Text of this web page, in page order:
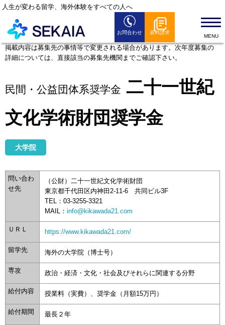
人生が変わる留学、海外体験をすべての人へ
お問合わせ 資料請求
SEKAIAとは
留学プログラム
全国のSEKAIAオフィス
よくある質問
News
掲載内容は募集先の事情等で変更される場合があります。次年度募集の
詳細については、直接該当の募集先機関までご確認下さい。
民間・公益団体系奨学金 二十一世紀
文化学術財団奨学金
大学院
問い合わ
せ先
（公財）二十一世紀文化学術財団
東京都千代田区内神田2-11-6 共同ビル3F
TEL：03-3255-3321
MAIL： info@kikawada21.com
ＵＲＬ https://www.kikawada21.com/
留学先 海外の大学院（博士号）
専攻 政治・経済・文化・社会及びそれらに関連する分野
給付内容 授業料（実費）、奨学金（月額15万円）
給付期間 最長２年